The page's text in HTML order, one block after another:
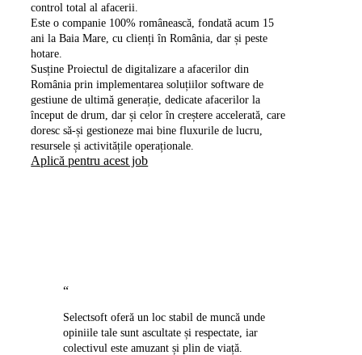
control total al afacerii.
Este o companie 100% românească, fondată acum 15
ani la Baia Mare, cu clienți în România, dar și peste
hotare.
Susține Proiectul de digitalizare a afacerilor din
România prin implementarea soluțiilor software de
gestiune de ultimă generație, dedicate afacerilor la
început de drum, dar și celor în creștere accelerată, care
doresc să-și gestioneze mai bine fluxurile de lucru,
resursele și activitățile operaționale.
Aplică pentru acest job
“
Selectsoft oferă un loc stabil de muncă unde
opiniile tale sunt ascultate și respectate, iar
colectivul este amuzant și plin de viață.